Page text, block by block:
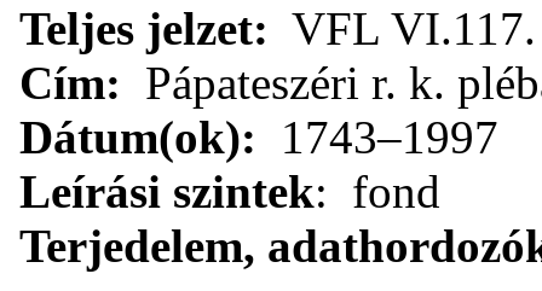
Teljes jelzet: VFL VI.117.
Cím: Pápateszéri r. k.
Dátum(ok): 1743–1997
Leírási szintek: fond
Terjedelem,